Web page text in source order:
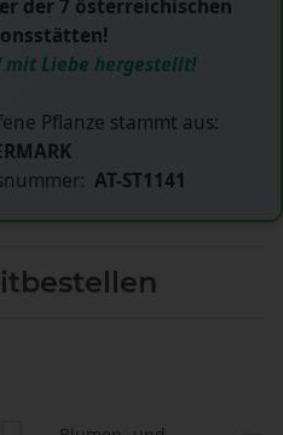
der 7 österreichischen
mit Liebe hergestellt!
Pflanze stammt aus:
AT-ST1141